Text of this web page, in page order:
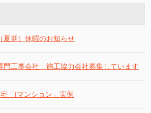
夏期）休暇のお知らせ
工事会社 施工協力会社募集しています
「Iマンション」実例